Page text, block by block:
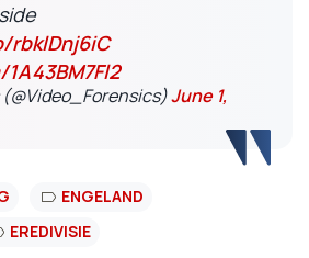
June 1,
ENGELAND
EREDIVISIE